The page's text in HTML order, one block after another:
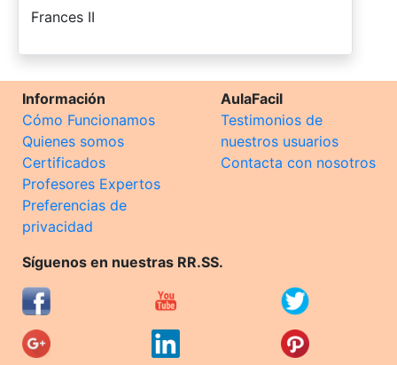
-
Frances II
Información
Cómo Funcionamos
Quienes somos
Certificados
Profesores Expertos
Preferencias de
privacidad
AulaFacil
Testimonios de
nuestros usuarios
Contacta con nosotros
Síguenos en nuestras RR.SS.